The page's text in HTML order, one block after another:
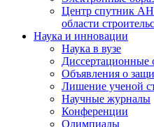
Центр спутник
области
Наука и инновации
Наука в вузе
Диссертационные
Объявления о
Лишение ученой
Научные журналы
Конференции
Олимпиады